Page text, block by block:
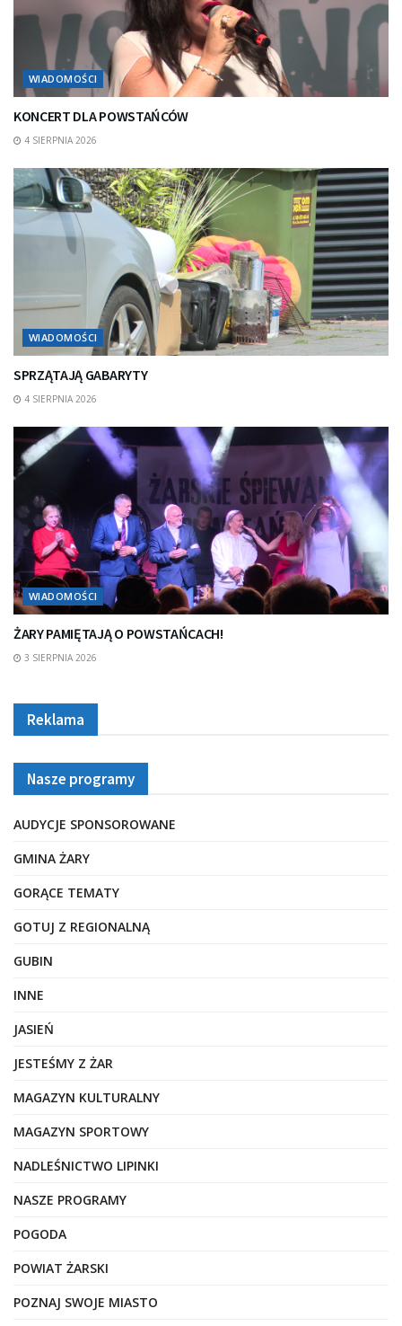
WIADOMOŚCI
KONCERT DLA POWSTAŃCÓW
4 SIERPNIA 2026
WIADOMOŚCI
SPRZĄTAJĄ GABARYTY
4 SIERPNIA 2026
WIADOMOŚCI
ŻARY PAMIĘTAJĄ O POWSTAŃCACH!
3 SIERPNIA 2026
Reklama
Nasze programy
AUDYCJE SPONSOROWANE
GMINA ŻARY
GORĄCE TEMATY
GOTUJ Z REGIONALNĄ
GUBIN
INNE
JASIEŃ
JESTEŚMY Z ŻAR
MAGAZYN KULTURALNY
MAGAZYN SPORTOWY
NADLEŚNICTWO LIPINKI
NASZE PROGRAMY
POGODA
POWIAT ŻARSKI
POZNAJ SWOJE MIASTO